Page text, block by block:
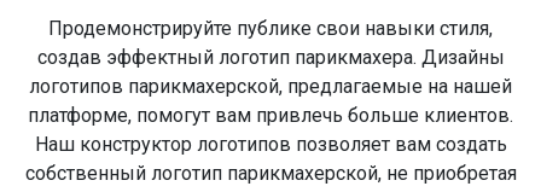
Продемонстрируйте публике свои навыки стиля,
создав эффектный логотип парикмахера. Дизайны
логотипов парикмахерской, предлагаемые на нашей
платформе, помогут вам привлечь больше клиентов.
Наш конструктор логотипов позволяет вам создать
собственный логотип парикмахерской, не приобретая